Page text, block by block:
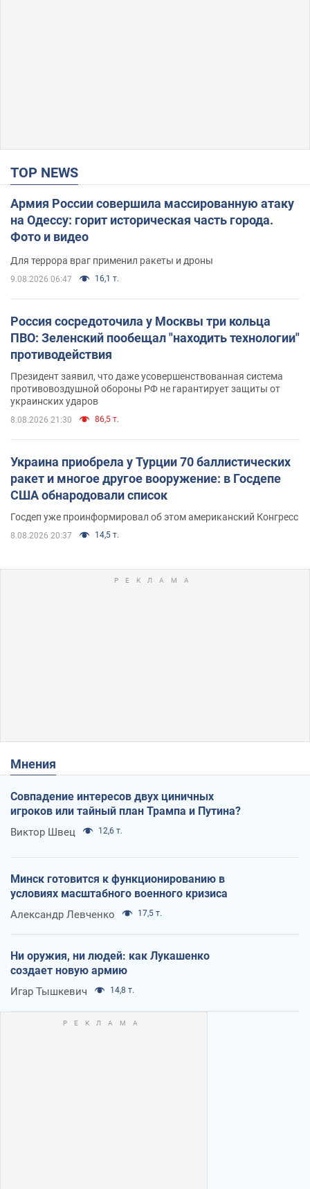
TOP NEWS
Армия России совершила массированную атаку
на Одессу: горит историческая часть города.
Фото и видео
Для террора враг применил ракеты и дроны
9.08.2026 06:47 16,1 т.
Россия сосредоточила у Москвы три кольца
ПВО: Зеленский пообещал "находить технологии"
противодействия
Президент заявил, что даже усовершенствованная система
противовоздушной обороны РФ не гарантирует защиты от
украинских ударов
8.08.2026 21:30 86,5 т.
Украина приобрела у Турции 70 баллистических
ракет и многое другое вооружение: в Госдепе
США обнародовали список
Госдеп уже проинформировал об этом американский Конгресс
8.08.2026 20:37 14,5 т.
Мнения
Совпадение интересов двух циничных
игроков или тайный план Трампа и Путина?
Виктор Швец 12,6 т.
Минск готовится к функционированию в
условиях масштабного военного кризиса
Александр Левченко 17,5 т.
Ни оружия, ни людей: как Лукашенко
создает новую армию
Игар Тышкевич 14,8 т.